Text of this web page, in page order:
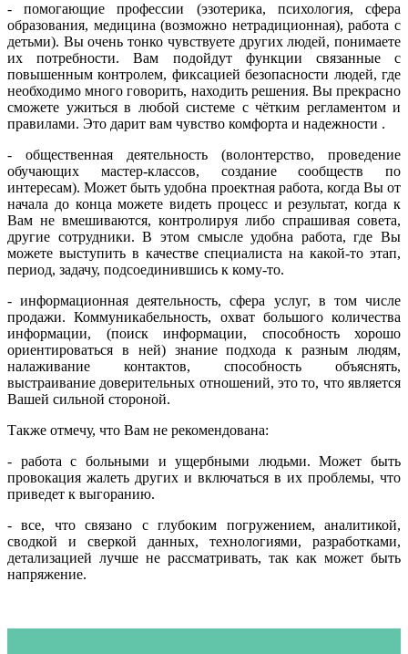
- помогающие профессии (эзотерика, психология, сфера
образования, медицина (возможно нетрадиционная), работа с
детьми). Вы очень тонко чувствуете других людей, понимаете
их потребности. Вам подойдут функции связанные с
повышенным контролем, фиксацией безопасности людей, где
необходимо много говорить, находить решения. Вы прекрасно
сможете ужиться в любой системе с чётким регламентом и
правилами. Это дарит вам чувство комфорта и надежности .
- общественная деятельность (волонтерство, проведение
обучающих мастер-классов, создание сообществ по
интересам). Может быть удобна проектная работа, когда Вы от
начала до конца можете видеть процесс и результат, когда к
Вам не вмешиваются, контролируя либо спрашивая совета,
другие сотрудники. В этом смысле удобна работа, где Вы
можете выступить в качестве специалиста на какой-то этап,
период, задачу, подсоединившись к кому-то.
- информационная деятельность, сфера услуг, в том числе
продажи. Коммуникабельность, охват большого количества
информации, (поиск информации, способность хорошо
ориентироваться в ней) знание подхода к разным людям,
налаживание контактов, способность объяснять,
выстраивание доверительных отношений, это то, что является
Вашей сильной стороной.
Также отмечу, что Вам не рекомендована:
- работа с больными и ущербными людьми. Может быть
провокация жалеть других и включаться в их проблемы, что
приведет к выгоранию.
- все, что связано с глубоким погружением, аналитикой,
сводкой и сверкой данных, технологиями, разработками,
детализацией лучше не рассматривать, так как может быть
напряжение.